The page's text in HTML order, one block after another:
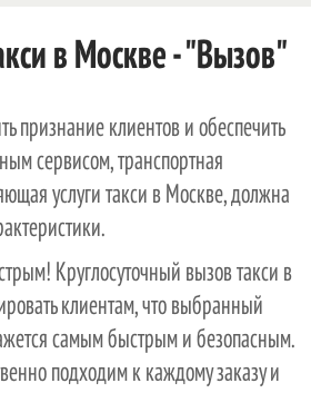
в Москве - "Вызов"
признание клиентов и обеспечить
сервисом, транспортная
услуги такси в Москве, должна
Круглосуточный вызов такси в
клиентам, что выбранный
самым быстрым и безопасным.
подходим к каждому заказу и